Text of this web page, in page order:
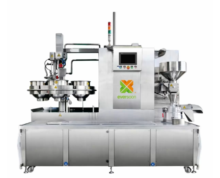
MALIIT NA MAKINA NG
TOFU, KAGAMITAN SA
PAGKAIN NG SOY,
MAKINA NG KARNE NG
SOY, MAKINA NG
GATAS NG SOY AT
TOFU, KAGAMITAN SA
TOFU, MAKINA NG
TOFU, MABIBILING